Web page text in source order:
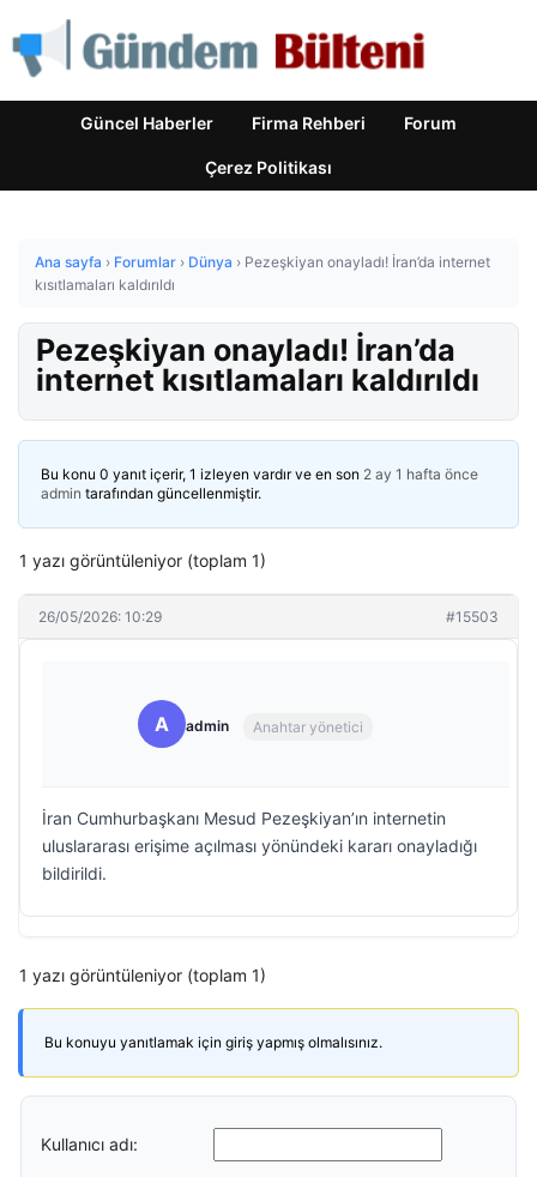
Güncel Haberler Firma Rehberi Forum
Çerez Politikası
Ana sayfa › Forumlar › Dünya › Pezeşkiyan onayladı! İran’da internet
kısıtlamaları kaldırıldı
Pezeşkiyan onayladı! İran’da
internet kısıtlamaları kaldırıldı
Bu konu 0 yanıt içerir, 1 izleyen vardır ve en son 2 ay 1 hafta önce
admin tarafından güncellenmiştir.
1 yazı görüntüleniyor (toplam 1)
26/05/2026: 10:29 #15503
A admin Anahtar yönetici
İran Cumhurbaşkanı Mesud Pezeşkiyan’ın internetin
uluslararası erişime açılması yönündeki kararı onayladığı
bildirildi.
1 yazı görüntüleniyor (toplam 1)
Bu konuyu yanıtlamak için giriş yapmış olmalısınız.
Kullanıcı adı: